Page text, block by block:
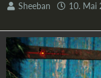
Sheeban 10. Mai